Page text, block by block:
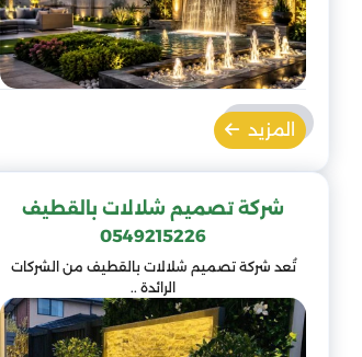
المزيد
شركة تصميم شلالات بالقطيف
0549215226
تُعد شركة تصميم شلالات بالقطيف من الشركات
الرائدة ..